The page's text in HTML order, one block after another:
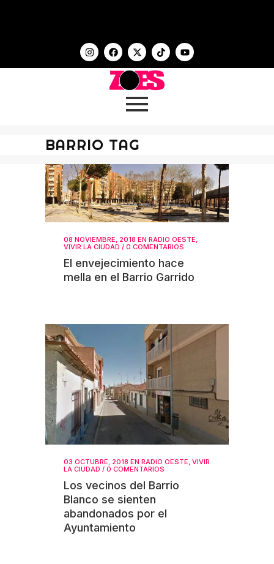
BARRIO TAG
08 NOVIEMBRE, 2018 EN RADIO OESTE,
VIVIR LA CIUDAD / 0 COMENTARIOS
El envejecimiento hace
mella en el Barrio Garrido
03 OCTUBRE, 2018 EN RADIO OESTE, VIVIR
LA CIUDAD / 0 COMENTARIOS
Los vecinos del Barrio
Blanco se sienten
abandonados por el
Ayuntamiento